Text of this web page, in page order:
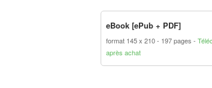
eBook [ePub + PDF]
format 145 x 210 197 pages
après achat